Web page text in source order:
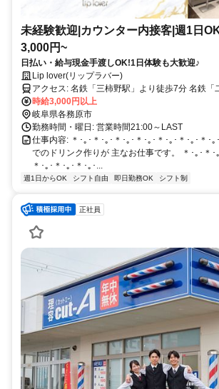
未経験歓迎|カウンター内接客|週1日
3,000円~
日払い・給与現金手渡しOK!1日体験も大歓迎♪
Lip lover(リップラバー)
アクセス: 名鉄「三柿野駅」より徒歩7分 名鉄「二十軒駅」より車で4
分
時給3,000円以上
岐阜県各務原市
勤務時間・曜日: 営業時間21:00～LAST
仕事内容: ＊･｡･＊･｡･＊･｡･＊･｡･＊･｡･＊･｡･＊･
でのドリンク作りが 主なお仕事です。 ＊･｡･＊･
＊･｡･＊･｡･＊･｡･...
週1日からOK シフト自由 即日勤務OK シフト制
正社員